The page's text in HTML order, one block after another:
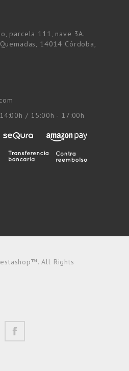
parcela 111, nave 3A.
14014 Córdoba,
/ 15:00h - 17:00h
All Rights